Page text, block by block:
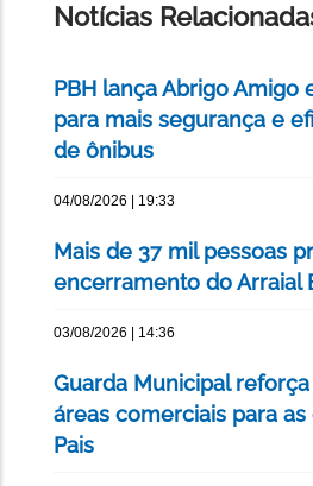
Notícias
PBH lança Abrigo Amigo
para mais segurança e
de ônibus
04/08/2026 | 19:33
Mais de 37 mil pessoas
encerramento do Arraial
03/08/2026 | 14:36
Guarda Municipal
áreas comerciais para
Pais